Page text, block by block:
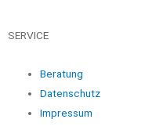
SERVICE
Beratung
Datenschutz
Impressum